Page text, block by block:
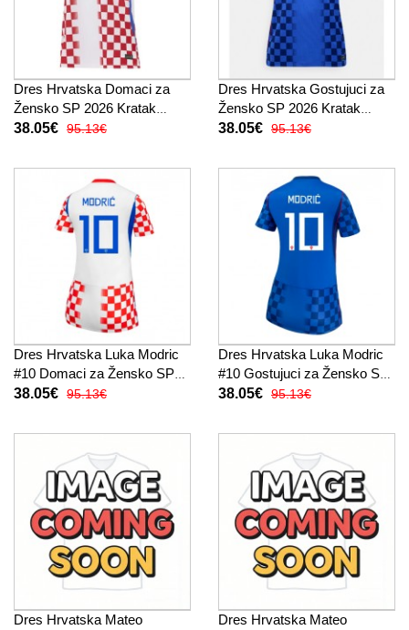
Dres Hrvatska Domaci za
Žensko SP 2026 Kratak
Rukav
38.05€ 95.13€
Dres Hrvatska Gostujuci za
Žensko SP 2026 Kratak
Rukav
38.05€ 95.13€
Dres Hrvatska Luka Modric
#10 Domaci za Žensko SP
2026 Kratak Rukav
38.05€ 95.13€
Dres Hrvatska Luka Modric
#10 Gostujuci za Žensko SP
2026 Kratak Rukav
38.05€ 95.13€
Dres Hrvatska Mateo
Dres Hrvatska Mateo